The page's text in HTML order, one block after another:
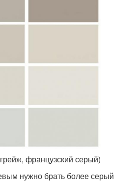
французский серый)
нужно брать более серый